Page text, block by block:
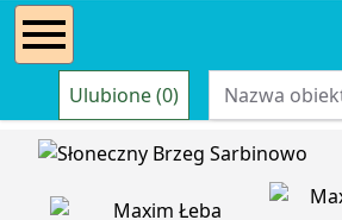
Ulubione (0)